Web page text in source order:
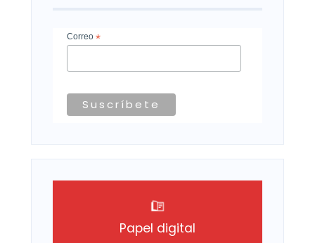
Correo *
Papel digital